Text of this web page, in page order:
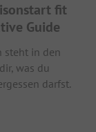
fit
Guide
steht in den
was du
darfst.